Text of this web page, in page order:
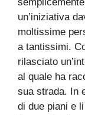
un’iniziativa
moltissime
a tantissimi.
rilasciato
al quale ha
sua strada. In
di due piani e